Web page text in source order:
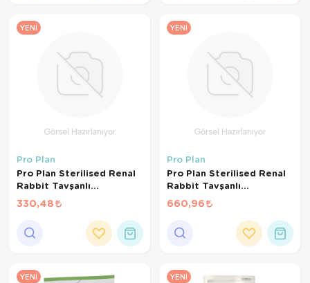
YENI
Pro Plan
Pro Plan Sterilised Renal
Rabbit Tavşanlı
Kısırlaştırılmış Kedi
Maması (500 GR
330,48
YENI
Pro Plan
Pro Plan Sterilised Renal
Rabbit Tavşanlı
Kısırlaştırılmış Kedi
Maması (1 KG BÖLÜNMÜŞ)
660,96
YENI
YENI